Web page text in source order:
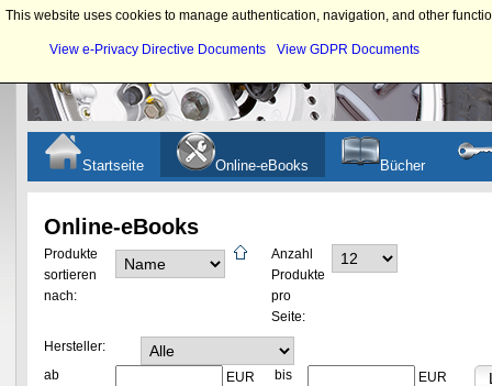
Startseite Online-eBooks Bücher
Online-eBooks
Produkte
sortieren
nach:
Anzahl
Produkte
pro
Seite:
Hersteller:
ab
EUR bis EUR
This website uses cookies to manage authentication, navigation, and other
View e-Privacy Directive Documents View GDPR Documents